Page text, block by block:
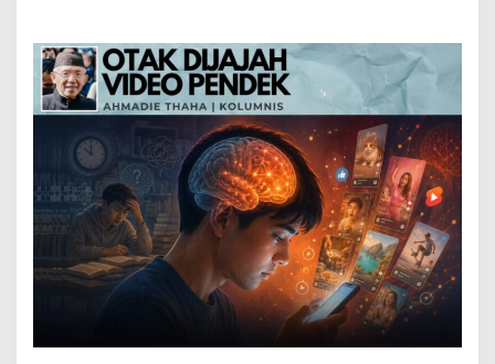
j
a
h
V
i
d
e
o
P
e
d
e
k